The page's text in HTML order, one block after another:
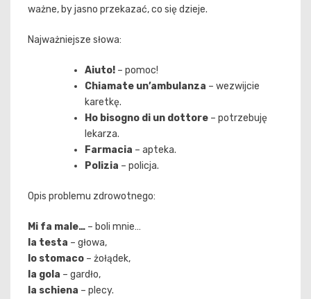
ważne, by jasno przekazać, co się dzieje.
Najważniejsze słowa:
Aiuto! – pomoc!
Chiamate un’ambulanza – wezwijcie
karetkę.
Ho bisogno di un dottore – potrzebuję
lekarza.
Farmacia – apteka.
Polizia – policja.
Opis problemu zdrowotnego:
Mi fa male… – boli mnie…
la testa – głowa,
lo stomaco – żołądek,
la gola – gardło,
la schiena – plecy.